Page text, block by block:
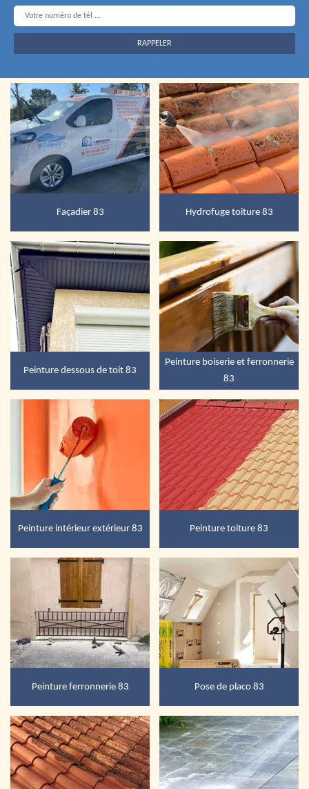
Façadier 83 Hydrofuge toiture 83
Peinture dessous de toit 83
Peinture boiserie et ferronnerie
83
Peinture intérieur extérieur 83 Peinture toiture 83
Peinture ferronnerie 83 Pose de placo 83